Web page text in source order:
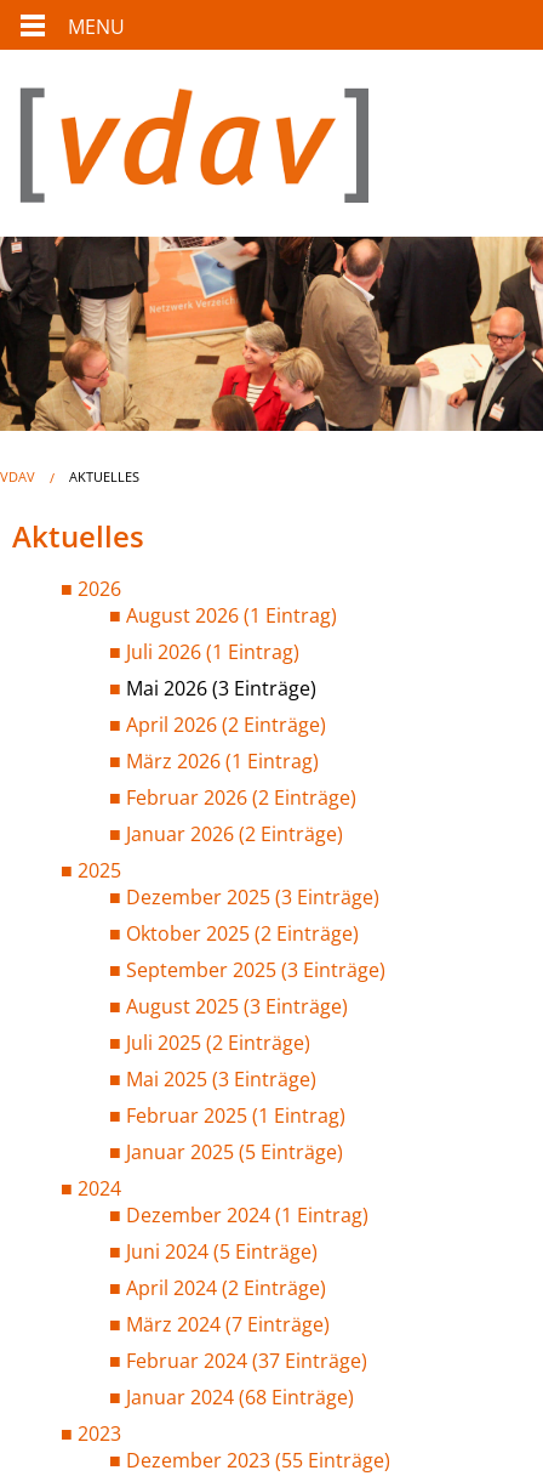
MENU
VDAV AKTUELLES
Aktuelles
2026
August 2026 (1 Eintrag)
Juli 2026 (1 Eintrag)
Mai 2026 (3 Einträge)
April 2026 (2 Einträge)
März 2026 (1 Eintrag)
Februar 2026 (2 Einträge)
Januar 2026 (2 Einträge)
2025
Dezember 2025 (3 Einträge)
Oktober 2025 (2 Einträge)
September 2025 (3 Einträge)
August 2025 (3 Einträge)
Juli 2025 (2 Einträge)
Mai 2025 (3 Einträge)
Februar 2025 (1 Eintrag)
Januar 2025 (5 Einträge)
2024
Dezember 2024 (1 Eintrag)
Juni 2024 (5 Einträge)
April 2024 (2 Einträge)
März 2024 (7 Einträge)
Februar 2024 (37 Einträge)
Januar 2024 (68 Einträge)
2023
Dezember 2023 (55 Einträge)